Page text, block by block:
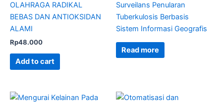
OLAHRAGA RADIKAL
BEBAS DAN ANTIOKSIDAN
ALAMI
Rp48.000
Add to cart
Surveilans Penularan
Tuberkulosis Berbasis
Sistem Informasi Geografis
Read more